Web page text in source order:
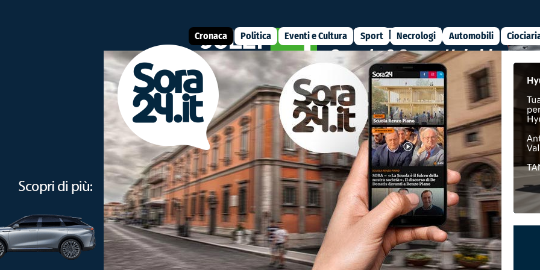
Cronaca Politica Eventi e Cultura Sport Necrologi Automobili